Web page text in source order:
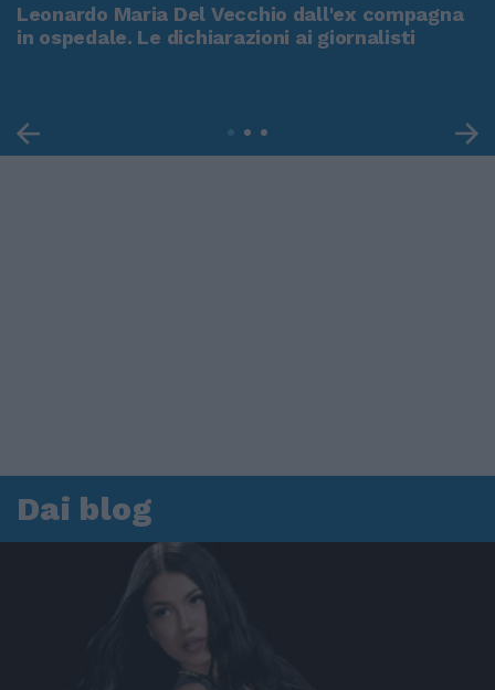
Leonardo Maria Del Vecchio dall'ex compagna
in ospedale. Le dichiarazioni ai giornalisti
Dai blog